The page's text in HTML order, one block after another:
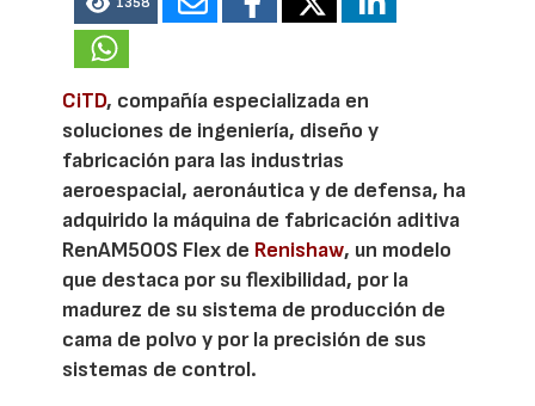
CiTD, compañía especializada en
soluciones de ingeniería, diseño y
fabricación para las industrias
aeroespacial, aeronáutica y de defensa, ha
adquirido la máquina de fabricación aditiva
RenAM500S Flex de Renishaw, un modelo
que destaca por su flexibilidad, por la
madurez de su sistema de producción de
cama de polvo y por la precisión de sus
sistemas de control.